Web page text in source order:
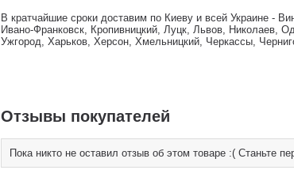
В кратчайшие сроки доставим по Киеву и всей Украине -
Ивано-Франковск, Кропивницкий, Луцк, Львов, Николаев,
Ужгород, Харьков, Херсон, Хмельницкий, Черкассы,
Отзывы покупателей
Пока никто не оставил отзыв об этом товаре :( Станьте